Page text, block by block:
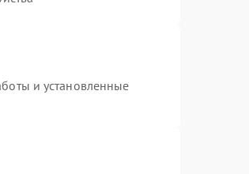
и установленные